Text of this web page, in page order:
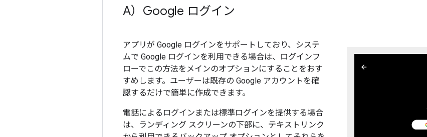
A）Google ログイン
アプリが Google ログインをサポートしており、システ
ムで Google ログインを利用できる場合は、ログインフ
ローでこの方法をメインのオプションにすることをおす
すめします。ユーザーは既存の Google アカウントを確
認するだけで簡単に作成できます。
電話によるログインまたは標準ログインを提供する場合
は、ランディング スクリーンの下部に、テキストリンク